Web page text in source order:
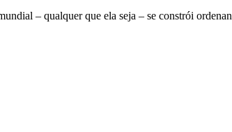
– qualquer que ela seja – se constrói